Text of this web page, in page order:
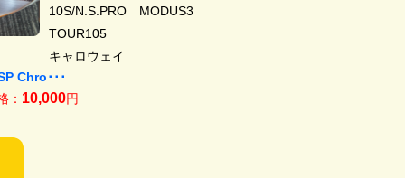
10S/N.S.PRO MODUS3
TOUR105
キャロウェイ
Chro･･･
： 10,000円